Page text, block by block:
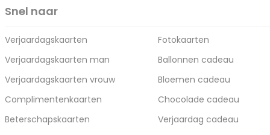
Snel naar
Verjaardagskaarten
Verjaardagskaarten man
Verjaardagskaarten vrouw
Complimentenkaarten
Beterschapskaarten
Fotokaarten
Ballonnen cadeau
Bloemen cadeau
Chocolade cadeau
Verjaardag cadeau